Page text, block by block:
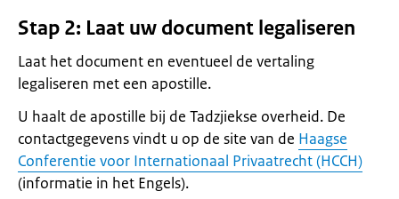
Stap 2: Laat uw document legaliseren
Laat het document en eventueel de vertaling
legaliseren met een apostille.
U haalt de apostille bij de Tadzjiekse overheid. De
contactgegevens vindt u op de site van de Haagse
Conferentie voor Internationaal Privaatrecht (HCCH)
(informatie in het Engels).